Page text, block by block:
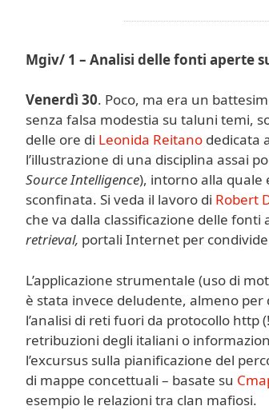
Mgiv/ 1 – Analisi delle fonti aperte
Venerdì 30. Poco, ma era un
senza falsa modestia su taluni temi,
delle ore di Leonida Reitano dedicata
l’illustrazione di una disciplina assai
Source Intelligence), intorno alla quale
sconfinata. Si veda il lavoro di Robert
che va dalla classificazione delle
retrieval, portali Internet per
L’applicazione strumentale (uso di
è stata invece deludente, almeno
l’analisi di reti fuori da protocollo http
retribuzioni degli italiani o
l’excursus sulla pianificazione del
di mappe concettuali – basate su
esempio le relazioni tra clan mafiosi.